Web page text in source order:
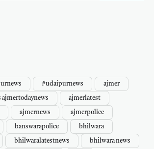
#udaipurnews ajmer
ajmertodaynews ajmerlatest
ajmernews ajmerpolice
banswarapolice bhilwara
bhilwaralatestnews bhilwara news